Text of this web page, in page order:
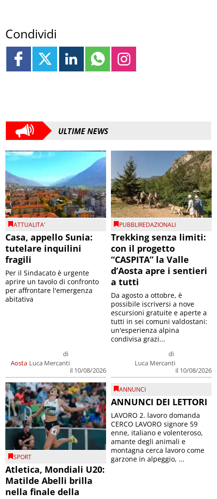
Condividi
ULTIME NEWS
ATTUALITA'
Casa, appello Sunia:
tutelare inquilini
fragili
Aosta
di
Luca Mercanti
il 10/08/2026
Per il Sindacato è urgente
aprire un tavolo di confronto
per affrontare l'emergenza
abitativa
PUBBLIREDAZIONALI
Trekking senza limiti:
con il progetto
“CASPITA” la Valle
d’Aosta apre i sentieri
a tutti
di
Luca Mercanti
il 10/08/2026
Da agosto a ottobre, è
possibile iscriversi a nove
escursioni gratuite e aperte a
tutti in sei comuni valdostani:
un'esperienza alpina
condivisa grazi...
SPORT
Atletica, Mondiali U20:
Matilde Abelli brilla
nella finale della
ANNUNCI
ANNUNCI DEI LETTORI
LAVORO 2. lavoro domanda
CERCO LAVORO signore 59
enne, italiano e volenteroso,
amante degli animali e
montagna cerca lavoro come
garzone in alpeggio, ...